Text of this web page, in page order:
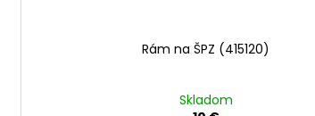
Rám na ŠPZ (415120)
Skladom